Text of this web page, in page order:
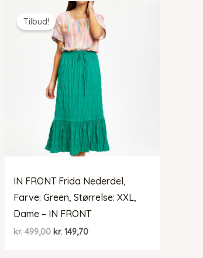
Tilbud!
IN FRONT Frida Nederdel,
Farve: Green, Størrelse: XXL,
Dame – IN FRONT
kr.499,00 Den
kr.149,70Den